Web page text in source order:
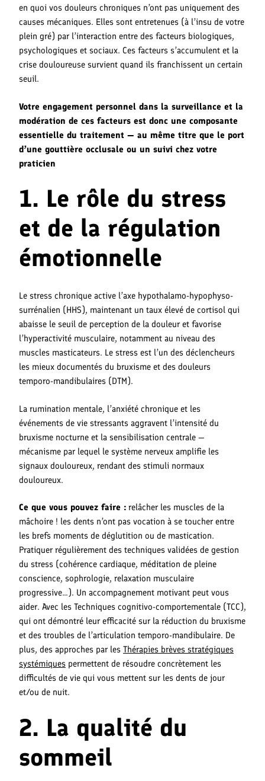
en quoi vos douleurs chroniques n’ont pas uniquement des
causes mécaniques. Elles sont entretenues (à l’insu de votre
plein gré) par l’interaction entre des facteurs biologiques,
psychologiques et sociaux. Ces facteurs s’accumulent et la
crise douloureuse survient quand ils franchissent un certain
seuil.
Votre engagement personnel dans la surveillance et la
modération de ces facteurs est donc une composante
essentielle du traitement — au même titre que le port
d’une gouttière occlusale ou un suivi chez votre
praticien
1. Le rôle du stress
et de la régulation
émotionnelle
Le stress chronique active l’axe hypothalamo-hypophyso-
surrénalien (HHS), maintenant un taux élevé de cortisol qui
abaisse le seuil de perception de la douleur et favorise
l’hyperactivité musculaire, notamment au niveau des
muscles masticateurs. Le stress est l’un des déclencheurs
les mieux documentés du bruxisme et des douleurs
temporo-mandibulaires (DTM).
La rumination mentale, l’anxiété chronique et les
événements de vie stressants aggravent l’intensité du
bruxisme nocturne et la sensibilisation centrale —
mécanisme par lequel le système nerveux amplifie les
signaux douloureux, rendant des stimuli normaux
douloureux.
Ce que vous pouvez faire : relâcher les muscles de la
mâchoire ! les dents n’ont pas vocation à se toucher entre
les brefs moments de déglutition ou de mastication.
Pratiquer régulièrement des techniques validées de gestion
du stress (cohérence cardiaque, méditation de pleine
conscience, sophrologie, relaxation musculaire
progressive…). Un accompagnement motivant peut vous
aider. Avec les Techniques cognitivo-comportementale (TCC),
qui ont démontré leur efficacité sur la réduction du bruxisme
et des troubles de l’articulation temporo-mandibulaire. De
plus, des approches par les Thérapies brèves stratégiques
systémiques permettent de résoudre concrètement les
difficultés de vie qui vous mettent sur les dents de jour
et/ou de nuit.
2. La qualité du
sommeil